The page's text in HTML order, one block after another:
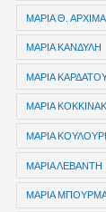
ΜΑΡΙΑ Θ.
ΜΑΡΙΑ ΚΑΝΔΥΛΗ
ΜΑΡΙΑ
ΜΑΡΙΑ
ΜΑΡΙΑ
ΜΑΡΙΑ ΛΕΒΑΝΤΗ
ΜΑΡΙΑ